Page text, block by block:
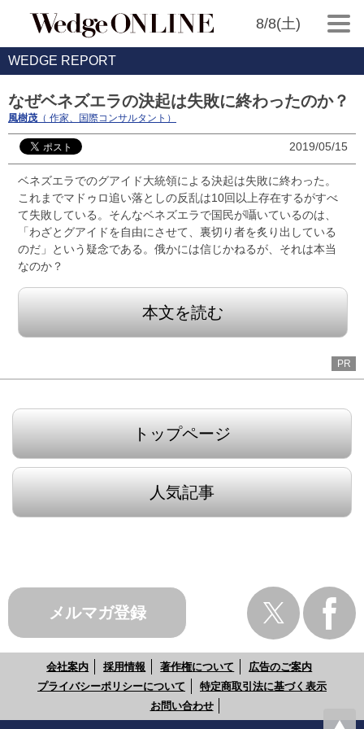
8/8(土)
WEDGE REPORT
なぜベネズエラの決起は失敗に終わったのか？
風樹茂 （ 作家、国際コンサルタント）
2019/05/15
ベネズエラでのグアイド大統領による決起は失敗に終わった。
これまでマドゥロ追い落としの反乱は10回以上存在するがすべ
て失敗している。そんなベネズエラで国民が囁いているのは、
「わざとグアイドを自由にさせて、裏切り者を炙り出している
のだ」という疑念である。俄かには信じかねるが、それは本当
なのか？
本文を読む
PR
トップページ
人気記事
メルマガ登録
会社案内 採用情報 著作権について
広告のご案内
プライバシーポリシーについて
特定商取引法に基づく表示
お問い合わせ